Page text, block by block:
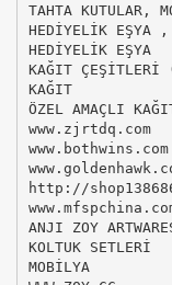
TAHTA KUTULAR,
HEDİYELİK EŞYA
HEDİYELİK EŞYA
KAĞIT ÇEŞİTLERİ
KAĞIT
ÖZEL AMAÇLI
www.zjrtdq.com
www.bothwins.com
http://
ANJI ZOY
KOLTUK SETLERİ
MOBİLYA